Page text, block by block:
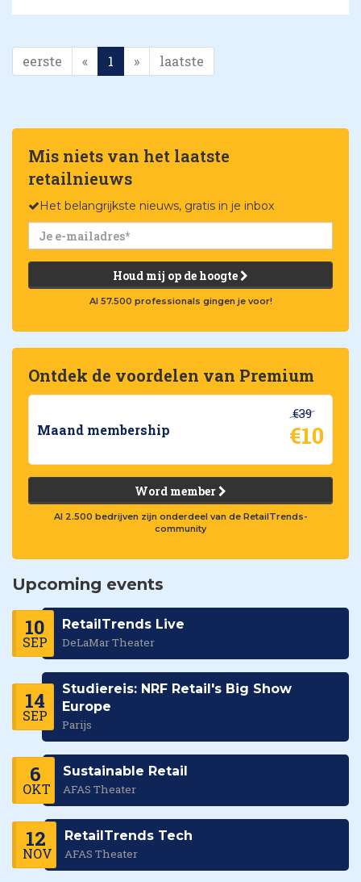
eerste « 1 » laatste
Mis niets van het laatste
retailnieuws
Het belangrijkste nieuws, gratis in je inbox
Houd mij op de hoogte
Al 57.500 professionals gingen je voor!
Ontdek de voordelen van Premium
Maand membership
€39
€10
Word member
Al 2.500 bedrijven zijn onderdeel van de RetailTrends-
community
Upcoming events
10
SEP
RetailTrends Live
DeLaMar Theater
14
SEP
Studiereis: NRF Retail's Big Show
Europe
Parijs
6
OKT
Sustainable Retail
AFAS Theater
12
NOV
RetailTrends Tech
AFAS Theater